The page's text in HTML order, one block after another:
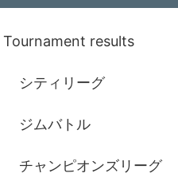
Tournament results
シティリーグ
ジムバトル
チャンピオンズリーグ